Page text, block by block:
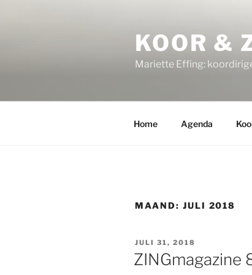
KOOR &
Mariette Effing:
Home Agenda
MAAND: JULI 2018
GEPLAATST
OP
JULI 31, 2018
ZINGmagazine